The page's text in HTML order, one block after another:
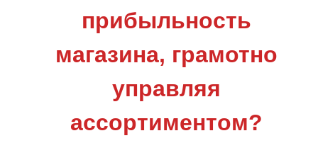
прибыльность
магазина, грамотно
управляя
ассортиментом?